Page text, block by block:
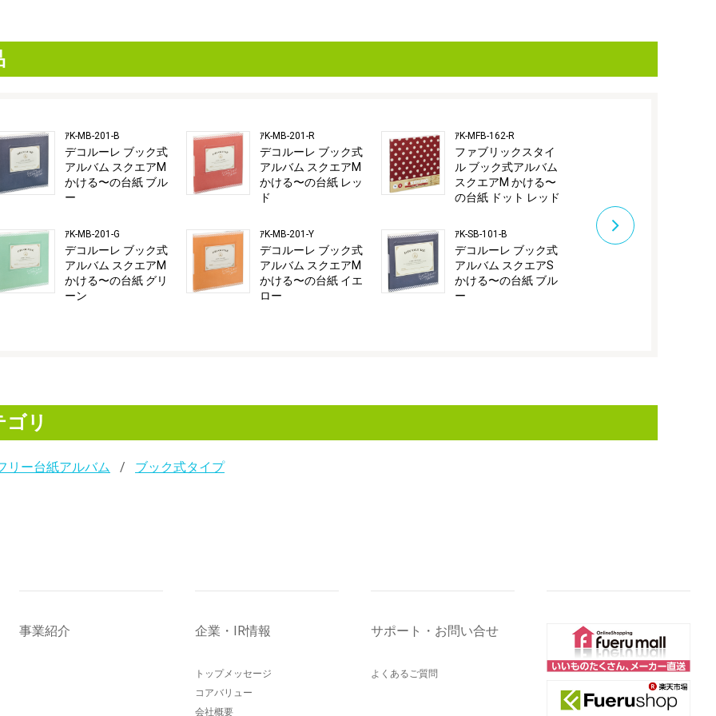
ｱK-MB-201-B
デコルーレ ブック式
アルバム スクエアM
かける〜の台紙 ブル
ー
ｱK-MB-201-G
デコルーレ ブック式
アルバム スクエアM
かける〜の台紙 グリ
ーン
ｱK-MB-201-R
デコルーレ ブック式
アルバム スクエアM
かける〜の台紙 レッ
ド
ｱK-MB-201-Y
デコルーレ ブック式
アルバム スクエアM
かける〜の台紙 イエ
ロー
ｱK-MFB-162-R
ファブリックスタイ
ル ブック式アルバム
スクエアM かける〜
の台紙 ドット レッド
ｱK-SB-101-B
デコルーレ ブック式
アルバム スクエアS
かける〜の台紙 ブル
ー
リ
リー台紙アルバム ブック式タイプ
事業紹介 企業・IR情報
トップメッセージ
コアバリュー
会社概要
サポート・お問い合せ
よくあるご質問